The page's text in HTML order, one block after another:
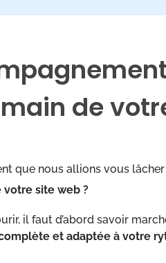
de
que nous allions vous
votre site web ?
il faut d’abord savoir
et adaptée à votre